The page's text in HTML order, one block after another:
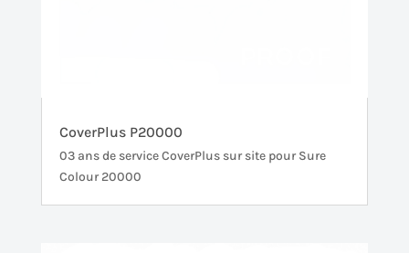
CoverPlus P20000
03 ans de service CoverPlus sur site pour Sure
Colour 20000